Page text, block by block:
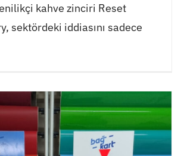
kahve zinciri Reset
sektördeki iddiasını sadece